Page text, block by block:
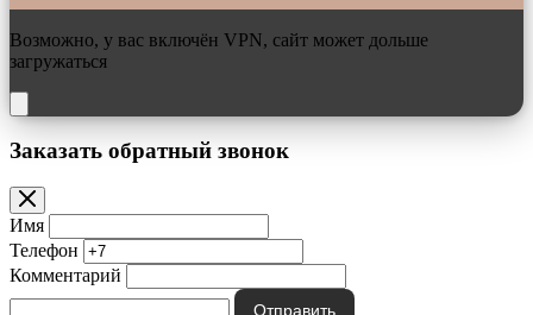
Возможно, у вас включён VPN, сайт может дольше
загружаться
Заказать обратный звонок
Имя
Телефон
Комментарий
Отправить